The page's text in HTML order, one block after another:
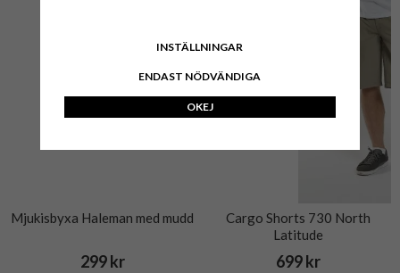
Mjukisbyxa Haleman med mudd
299 kr
Cargo Shorts 730 North
Latitude
699 kr
INSTÄLLNINGAR
ENDAST NÖDVÄNDIGA
OKEJ